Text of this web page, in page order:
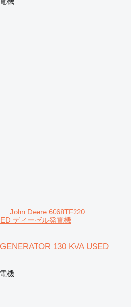
John Deere 6068TF220
ディーゼル発電機
130 KVA USED
機